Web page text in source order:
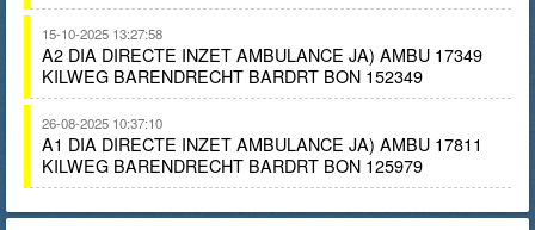
15-10-2025 13:27:58
A2 DIA DIRECTE INZET AMBULANCE JA) AMBU 17349
KILWEG BARENDRECHT BARDRT BON 152349
26-08-2025 10:37:10
A1 DIA DIRECTE INZET AMBULANCE JA) AMBU 17811
KILWEG BARENDRECHT BARDRT BON 125979